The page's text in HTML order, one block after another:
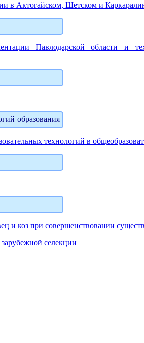
в Актогайском, Шетском и
Павлодарской области и
образования
технологий в
и коз при совершенствовании
селекции